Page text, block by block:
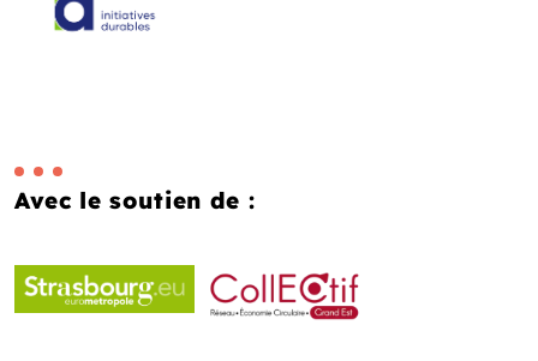
Avec le soutien de :